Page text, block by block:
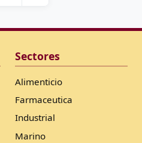
Sectores
Alimenticio
Farmaceutica
Industrial
Marino